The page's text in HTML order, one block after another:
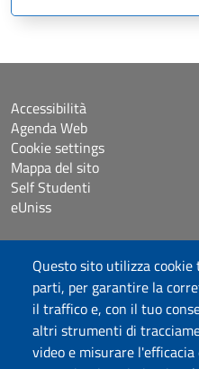
Questo sito utilizza
parti, per garantire la
il traffico e, con il tuo
altri strumenti di
video e misurare
Accessibilità
Agenda Web
Cookie settings
Mappa del sito
Self Studenti
eUniss
Dichiarazione di accessibilità
Posta elettronica @uniss.it
Protocollo
Seguici su